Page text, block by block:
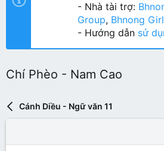
- Nhà tài trợ:
Group, Bhnong Girl
- Hướng dẫn sử
Chí Phèo - Nam Cao
Cánh Diều - Ngữ văn 11